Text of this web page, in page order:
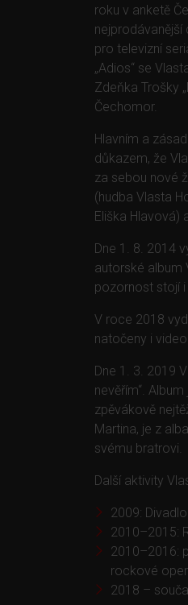
roku v anketě
nejprodávanější
pro televizní
„Adios“ se
Zdeňka Trošky
Čechomor.
Hlavním a
důkazem, že
za sebou nové
(hudba Vlasta
Eliška Hlavová)
Dne 1. 8. 2014
autorské album
pozornost stojí i
V roce 2018
natočeny i
Dne 1. 3. 2019
nevěřím“.
zpěvákově
Martina, je z
svému bratrovi.
Další aktivity
2009:
2010–2015:
2010–2016:
rockové
2018 –